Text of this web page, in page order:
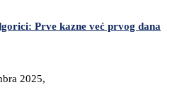
Prve kazne već prvog dana
2025,